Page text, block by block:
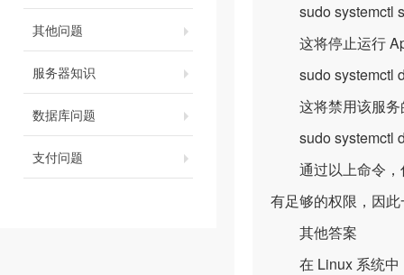
其他问题
服务器知识
数据库问题
支付问题
sudo systemctl
这将停止运行
sudo systemctl
这将禁用该服务
sudo systemctl
通过以上命令，
有足够的权限，因
其他答案
在 Linux 系统中